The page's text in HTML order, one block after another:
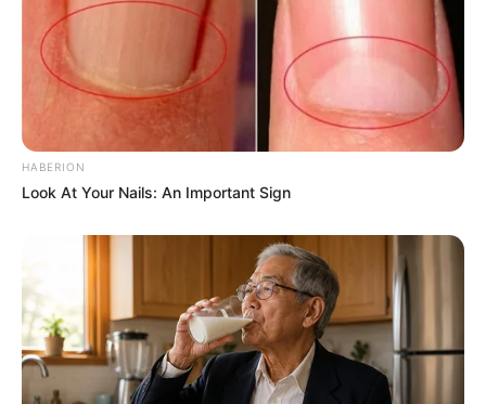
HABERION
Look At Your Nails: An Important Sign